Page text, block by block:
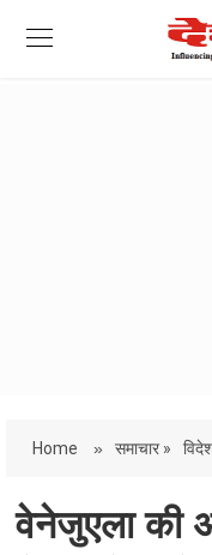
Home » समाचार »
वेनेजुएला की